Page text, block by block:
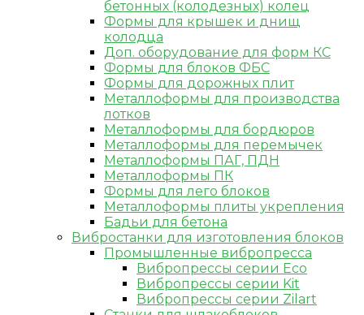
бетонных (колодезных) колец
Формы для крышек и днищ
колодца
Доп. оборудование для форм КС
Формы для блоков ФБС
Формы для дорожных плит
Металлоформы для производства
лотков
Металлоформы для бордюров
Металлоформы для перемычек
Металлоформы ПАГ, ПДН
Металлоформы ПК
Формы для лего блоков
Металлоформы плиты укрепления
Бадьи для бетона
Вибростанки для изготовления блоков
Промышленные вибропресса
Вибропрессы серии Eco
Вибропрессы серии Kit
Вибропрессы серии Zilart